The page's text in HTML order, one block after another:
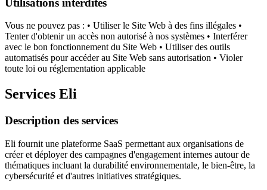
Vous ne pouvez pas : • Utiliser le Site Web à des fins illégales •
Tenter d'obtenir un accès non autorisé à nos systèmes • Interférer
avec le bon fonctionnement du Site Web • Utiliser des outils
automatisés pour accéder au Site Web sans autorisation • Violer
toute loi ou réglementation applicable
Services Eli
Description des services
Eli fournit une plateforme SaaS permettant aux organisations de
créer et déployer des campagnes d'engagement internes autour de
thématiques incluant la durabilité environnementale, le bien-être, la
cybersécurité et d'autres initiatives stratégiques.